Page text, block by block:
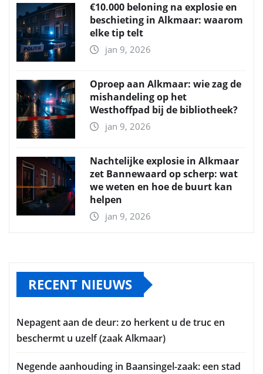
€10.000 beloning na explosie en
beschieting in Alkmaar: waarom
elke tip telt
jan 9, 2026
Oproep aan Alkmaar: wie zag de
mishandeling op het
Westhoffpad bij de bibliotheek?
jan 9, 2026
Nachtelijke explosie in Alkmaar
zet Bannewaard op scherp: wat
we weten en hoe de buurt kan
helpen
jan 9, 2026
RECENT NIEUWS
Nepagent aan de deur: zo herkent u de truc en
beschermt u uzelf (zaak Alkmaar)
Negende aanhouding in Baansingel-zaak: een stad